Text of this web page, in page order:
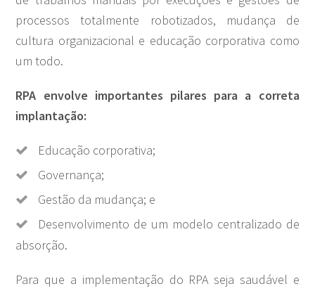
processos totalmente robotizados, mudança de
cultura organizacional e educação corporativa como
um todo.
RPA envolve importantes pilares para a correta
implantação:
Educação corporativa;
Governança;
Gestão da mudança; e
Desenvolvimento de um modelo centralizado de
absorção.
Para que a implementação do RPA seja saudável e